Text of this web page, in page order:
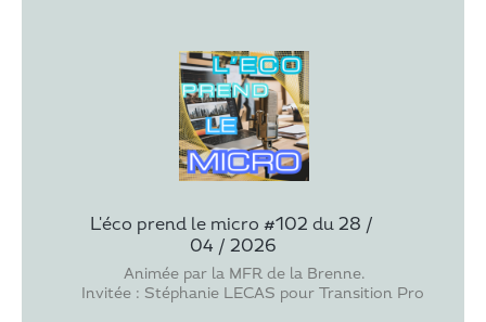
L'éco prend le micro #102 du 28 /
04 / 2026
Animée par la MFR de la Brenne.
Invitée : Stéphanie LECAS pour Transition Pro -